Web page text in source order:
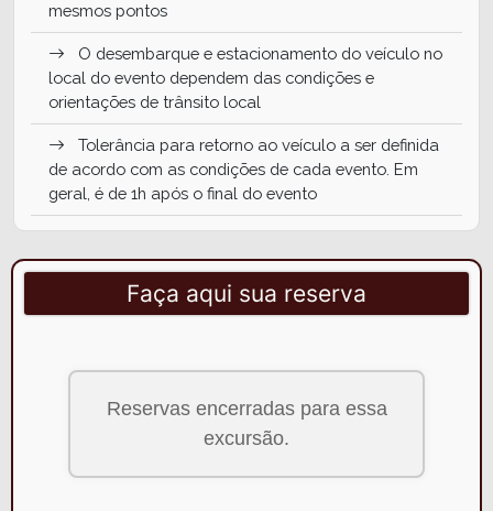
mesmos pontos
O desembarque e estacionamento do veículo no
local do evento dependem das condições e
orientações de trânsito local
Tolerância para retorno ao veículo a ser definida
de acordo com as condições de cada evento. Em
geral, é de 1h após o final do evento
Incluso monitoria e água a bordo
Faça aqui sua reserva
Reservas encerradas para essa
excursão.